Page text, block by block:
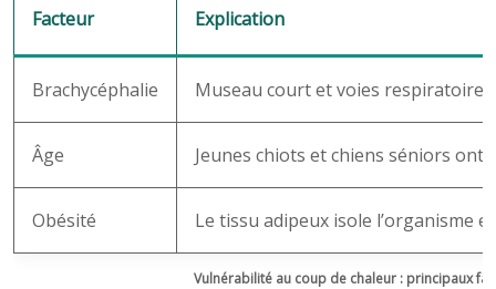
Vulnérabilité au coup de chaleur : principaux
Facteur Explication
Brachycéphalie Museau court et voies
Âge Jeunes chiots et chiens séniors
Obésité Le tissu adipeux isole l’organisme